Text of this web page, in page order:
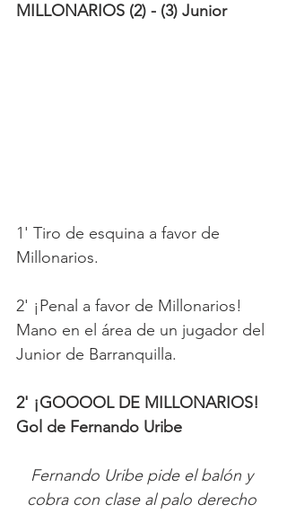
MILLONARIOS (2) - (3) Junior
1' Tiro de esquina a favor de
Millonarios.
2' ¡Penal a favor de Millonarios!
Mano en el área de un jugador del
Junior de Barranquilla.
2' ¡GOOOOL DE MILLONARIOS!
Gol de Fernando Uribe
Fernando Uribe pide el balón y
cobra con clase al palo derecho